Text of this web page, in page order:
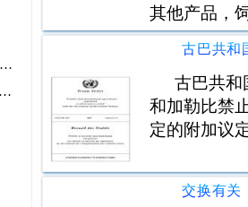
其他产品，
控制。缔约
出口，过境
品，药物以
古巴共和
和加勒比禁
定的附加议